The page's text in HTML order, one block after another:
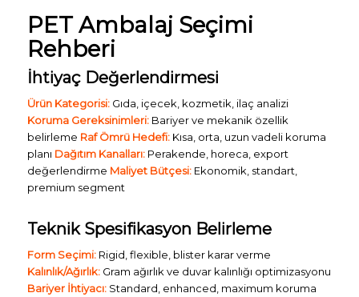
PET Ambalaj Seçimi
Rehberi
İhtiyaç Değerlendirmesi
Ürün Kategorisi:Gıda, içecek, kozmetik, ilaç analizi
Koruma Gereksinimleri:Bariyer ve mekanik özellik
belirleme Raf Ömrü Hedefi:Kısa, orta, uzun vadeli koruma
planı Dağıtım Kanalları:Perakende, horeca, export
değerlendirme Maliyet Bütçesi:Ekonomik, standart,
premium segment
Teknik Spesifikasyon Belirleme
Form Seçimi:Rigid, flexible, blister karar verme
Kalınlık/Ağırlık:Gram ağırlık ve duvar kalınlığı optimizasyonu
Bariyer İhtiyacı:Standard, enhanced, maximum koruma